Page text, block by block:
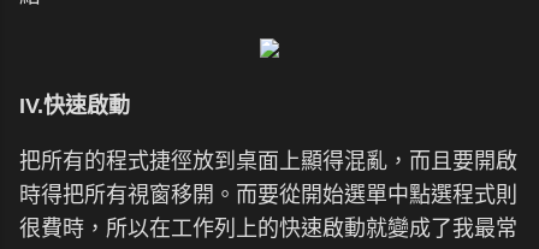
IV.快速啟動
把所有的程式捷徑放到桌面上顯得混亂，而且要開啟
時得把所有視窗移開。而要從開始選單中點選程式則
很費時，所以在工作列上的快速啟動就變成了我最常